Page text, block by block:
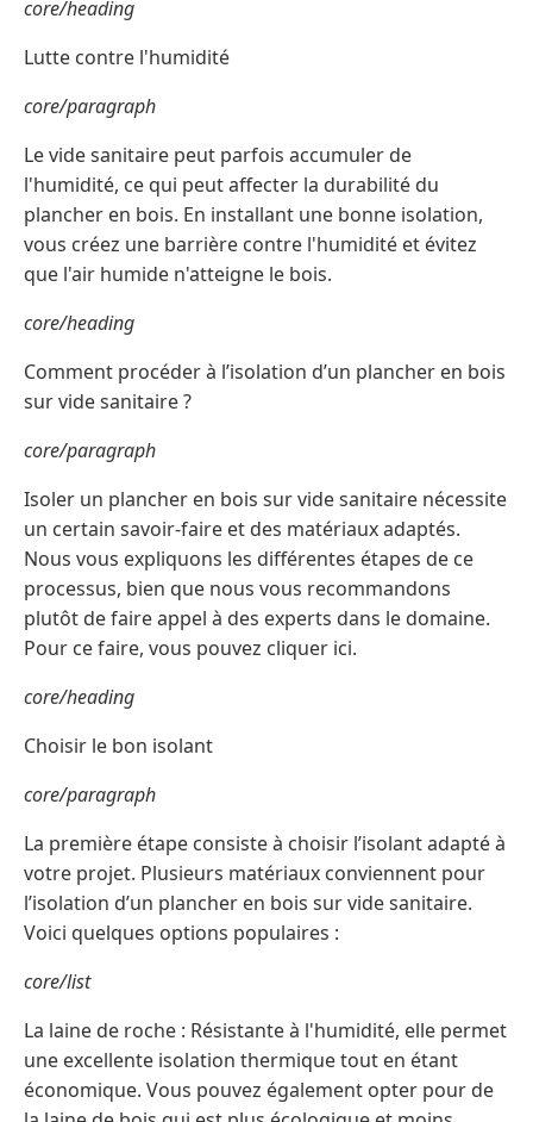
core/heading
Lutte contre l'humidité
core/paragraph
Le vide sanitaire peut parfois accumuler de
l'humidité, ce qui peut affecter la durabilité du
plancher en bois. En installant une bonne isolation,
vous créez une barrière contre l'humidité et évitez
que l'air humide n'atteigne le bois.
core/heading
Comment procéder à l’isolation d’un plancher en bois
sur vide sanitaire ?
core/paragraph
Isoler un plancher en bois sur vide sanitaire nécessite
un certain savoir-faire et des matériaux adaptés.
Nous vous expliquons les différentes étapes de ce
processus, bien que nous vous recommandons
plutôt de faire appel à des experts dans le domaine.
Pour ce faire, vous pouvez cliquer ici.
core/heading
Choisir le bon isolant
core/paragraph
La première étape consiste à choisir l’isolant adapté à
votre projet. Plusieurs matériaux conviennent pour
l’isolation d’un plancher en bois sur vide sanitaire.
Voici quelques options populaires :
core/list
La laine de roche : Résistante à l'humidité, elle permet
une excellente isolation thermique tout en étant
économique. Vous pouvez également opter pour de